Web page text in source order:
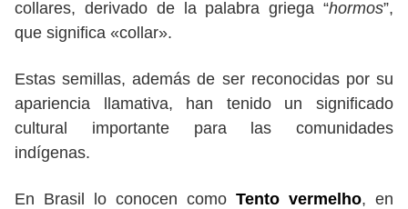
collares, derivado de la palabra griega “hormos”,
que significa «collar».
Estas semillas, además de ser reconocidas por su
apariencia llamativa, han tenido un significado
cultural importante para las comunidades
indígenas.
En Brasil lo conocen como Tento vermelho, en